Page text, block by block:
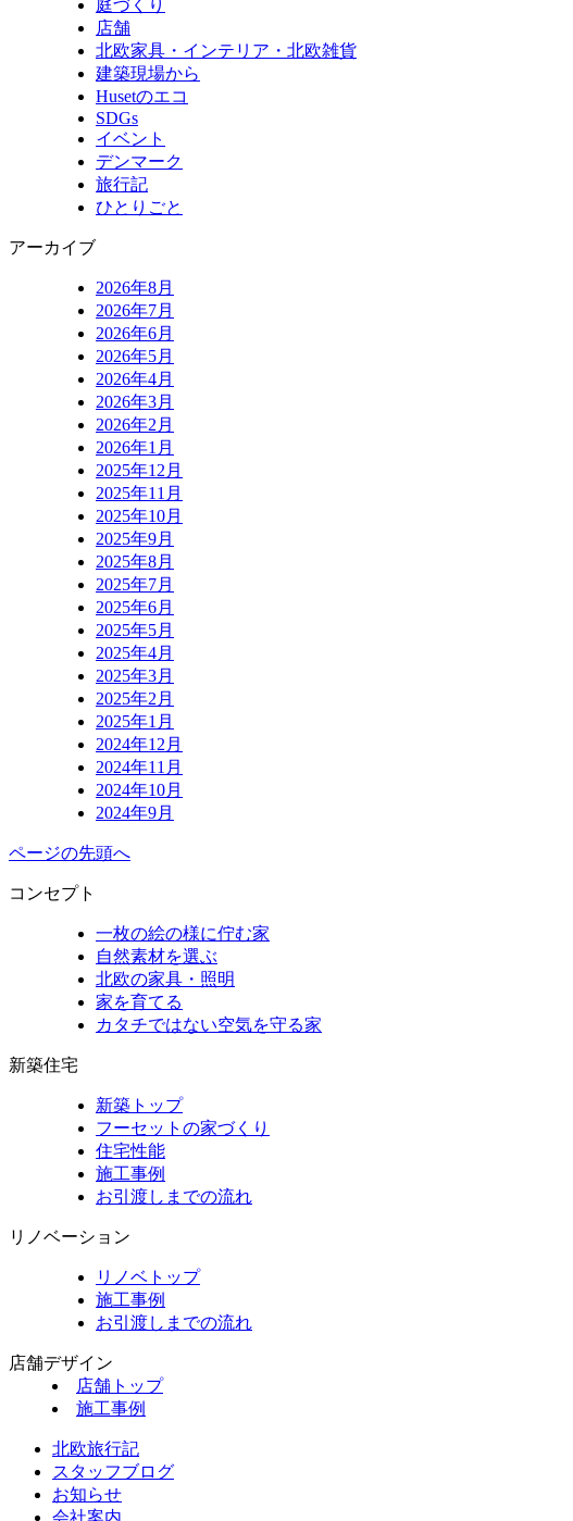
庭づくり
店舗
北欧家具・インテリア・北欧雑貨
建築現場から
Husetのエコ
SDGs
イベント
デンマーク
旅行記
ひとりごと
アーカイブ
2026年8月
2026年7月
2026年6月
2026年5月
2026年4月
2026年3月
2026年2月
2026年1月
2025年12月
2025年11月
2025年10月
2025年9月
2025年8月
2025年7月
2025年6月
2025年5月
2025年4月
2025年3月
2025年2月
2025年1月
2024年12月
2024年11月
2024年10月
2024年9月
ページの先頭へ
コンセプト
一枚の絵の様に佇む家
自然素材を選ぶ
北欧の家具・照明
家を育てる
カタチではない空気を守る家
新築住宅
新築トップ
フーセットの家づくり
住宅性能
施工事例
お引渡しまでの流れ
リノベーション
リノベトップ
施工事例
お引渡しまでの流れ
店舗デザイン
店舗トップ
施工事例
北欧旅行記
スタッフブログ
お知らせ